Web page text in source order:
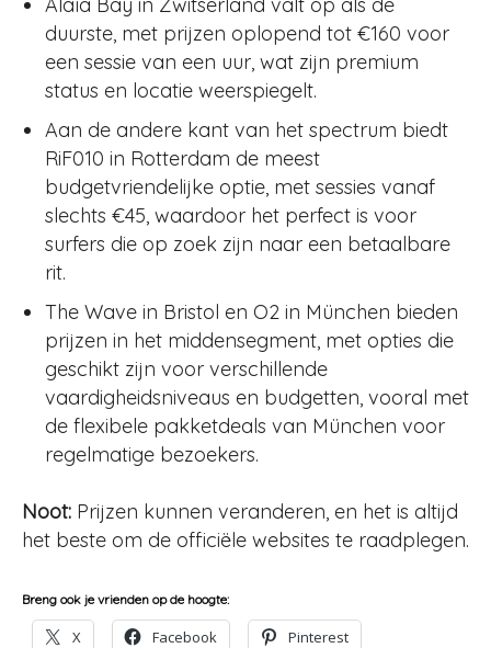
duurste, met prijzen oplopend tot €160 voor
een sessie van een uur, wat zijn premium
status en locatie weerspiegelt.
Aan de andere kant van het spectrum biedt
RiF010 in Rotterdam de meest
budgetvriendelijke optie, met sessies vanaf
slechts €45, waardoor het perfect is voor
surfers die op zoek zijn naar een betaalbare
rit.
The Wave in Bristol en O2 in München bieden
prijzen in het middensegment, met opties die
geschikt zijn voor verschillende
vaardigheidsniveaus en budgetten, vooral met
de flexibele pakketdeals van München voor
regelmatige bezoekers.
Noot: Prijzen kunnen veranderen, en het is altijd
het beste om de officiële websites te raadplegen.
Breng ook je vrienden op de hoogte:
X Facebook Pinterest